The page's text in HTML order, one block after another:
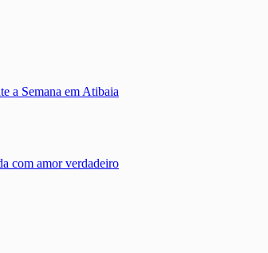
a Semana em Atibaia
com amor verdadeiro